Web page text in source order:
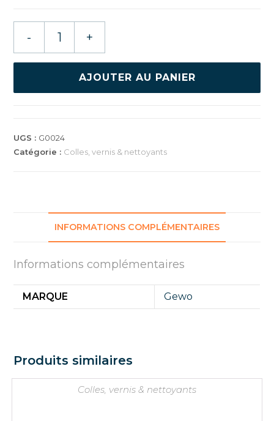
NETTOYANT
- +
AJOUTER AU PANIER
UGS : G0024
Catégorie : Colles, vernis & nettoyants
INFORMATIONS COMPLÉMENTAIRES
Informations complémentaires
MARQUE Gewo
Produits similaires
Colles, vernis & nettoyants